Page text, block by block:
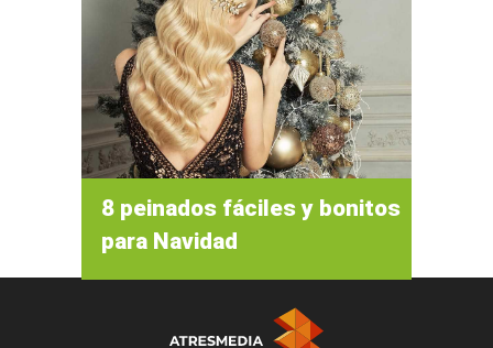
8 peinados fáciles y bonitos
para Navidad